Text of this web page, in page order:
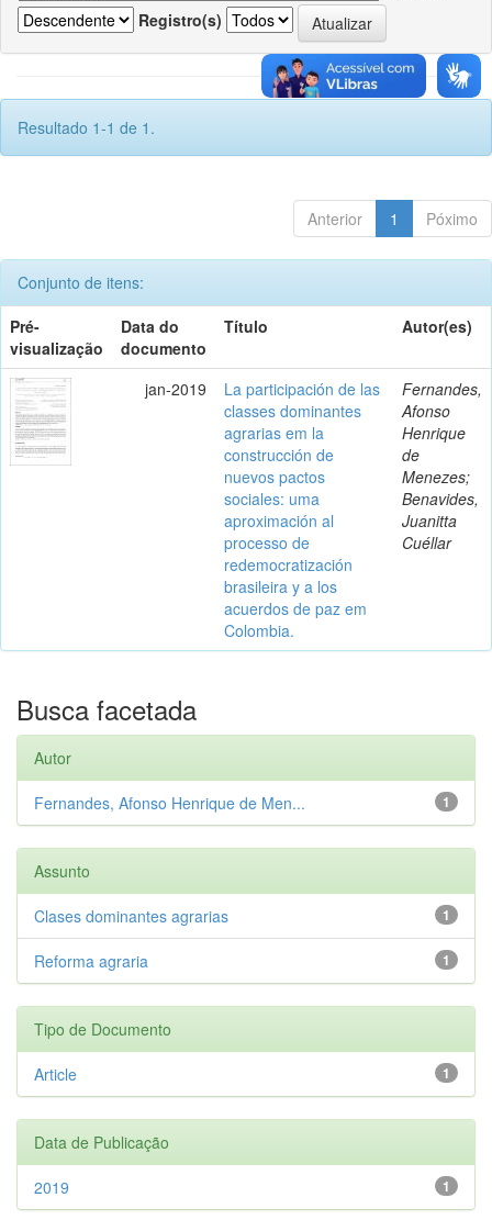
Registro(s)
Resultado 1-1 de 1.
Anterior 1 Póximo
Conjunto de itens:
Pré-
visualização
Data do
documento
Título Autor(es)
jan-2019
La participación de las
classes dominantes
agrarias em la
construcción de
nuevos pactos
sociales: uma
aproximación al
processo de
redemocratización
brasileira y a los
acuerdos de paz em
Colombia.
Fernandes,
Afonso
Henrique
de
Menezes;
Benavides,
Juanitta
Cuéllar
Busca facetada
Autor
1
Fernandes, Afonso Henrique de Men...
Assunto
1
Clases dominantes agrarias
1
Reforma agraria
Tipo de Documento
1
Article
Data de Publicação
1
2019